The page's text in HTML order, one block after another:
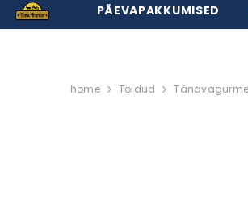
PÄEVAPAKKUMISED
home Toidud